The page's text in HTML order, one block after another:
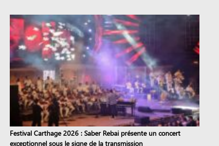
Festival Carthage 2026 : Saber Rebai présente un concert
exceptionnel sous le signe de la transmission